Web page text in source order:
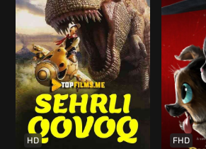
HD FHD